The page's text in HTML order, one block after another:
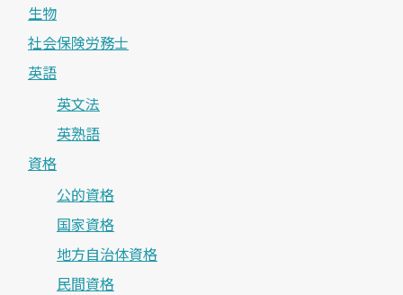
生物
社会保険労務士
英語
英文法
英熟語
資格
公的資格
国家資格
地方自治体資格
民間資格